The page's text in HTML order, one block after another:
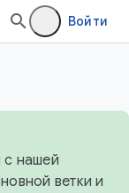
Войти
с нашей
ветки и